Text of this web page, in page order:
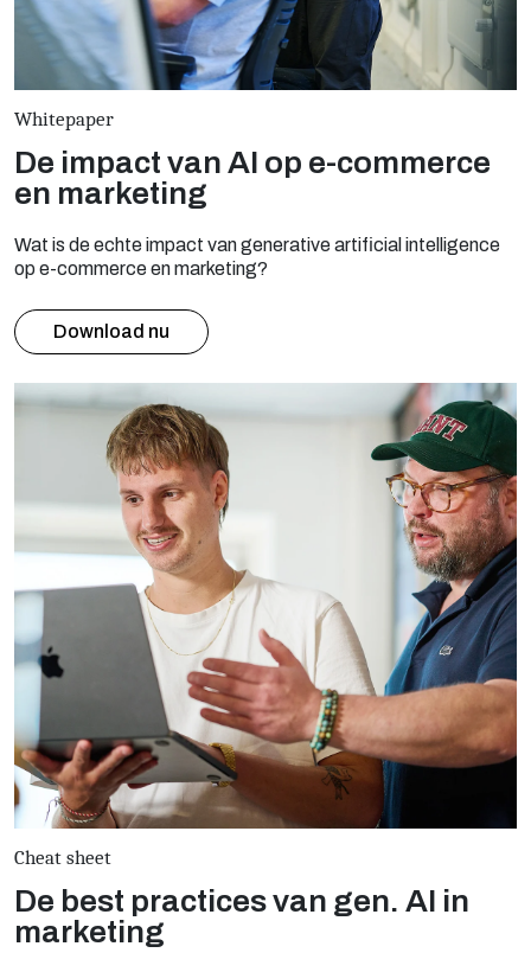
Whitepaper
De impact van AI op e-commerce
en marketing
Wat is de echte impact van generative artificial intelligence
op e-commerce en marketing?
Download nu
Cheat sheet
De best practices van gen. AI in
marketing